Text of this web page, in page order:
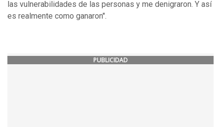
las vulnerabilidades de las personas y me denigraron. Y así
es realmente como ganaron".
PUBLICIDAD